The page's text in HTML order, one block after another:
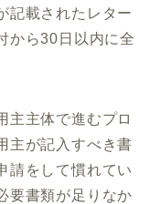
記載されたレター
から30日以内に全
主主体で進むプロ
主が記入すべき書
請をして慣れてい
要書類が足りなか